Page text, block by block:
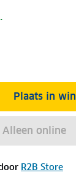
Plaats in
Alleen online
R2B Store